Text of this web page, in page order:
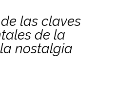
las claves
de la
nostalgia